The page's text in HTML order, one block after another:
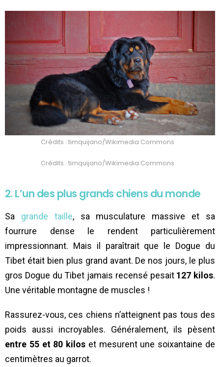
Crédits : timquijano/Wikimedia Commons
Crédits : timquijano/Wikimedia Commons
2. L’un des plus grands chiens du monde
Sa grande taille, sa musculature massive et sa
fourrure dense le rendent particulièrement
impressionnant. Mais il paraîtrait que le Dogue du
Tibet était bien plus grand avant. De nos jours, le plus
gros Dogue du Tibet jamais recensé pesait 127 kilos.
Une véritable montagne de muscles !
Rassurez-vous, ces chiens n’atteignent pas tous des
poids aussi incroyables. Généralement, ils pèsent
entre 55 et 80 kilos et mesurent une soixantaine de
centimètres au garrot.